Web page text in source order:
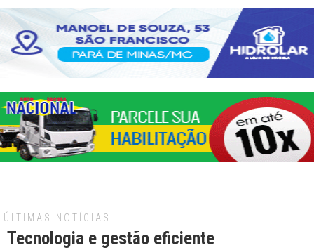
ÚLTIMAS NOTÍCIAS
Tecnologia e gestão eficiente